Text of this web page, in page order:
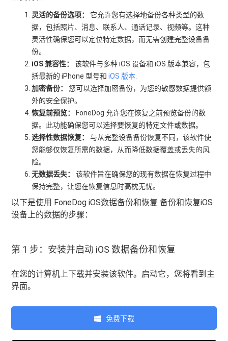
灵活的备份选项： 它允许您有选择地备份各种类型的数
据，包括照片、消息、联系人、通话记录、视频等。这种
灵活性确保您可以定位特定数据，而无需创建完整设备备
份。
iOS 兼容性：该软件与多种 iOS 设备和 iOS 版本兼容，包
括最新的 iPhone 型号和iOS 版本
加密备份：您可以选择加密备份，为您的敏感数据提供额
外的安全保护。
恢复前预览：
FoneDog 允许您在恢复之前预览备份的数
据。此功能确保您可以选择要恢复的特定文件或数据。
选择性数据恢复：
与从完整设备备份恢复不同，该软件使
您能够仅恢复所需的数据，从而降低数据覆盖或丢失的风
险。
无数据丢失：
该软件旨在确保您的现有数据在恢复过程中
保持完整，让您在恢复信息时高枕无忧。
以下是使用 FoneDog iOS数据备份和恢复 备份和恢复iOS
设备上的数据的步骤：
第 1 步：安装并启动 iOS 数据备份和恢复
在您的计算机上下载并安装该软件。启动它，您将看到主
界面。
免费下载